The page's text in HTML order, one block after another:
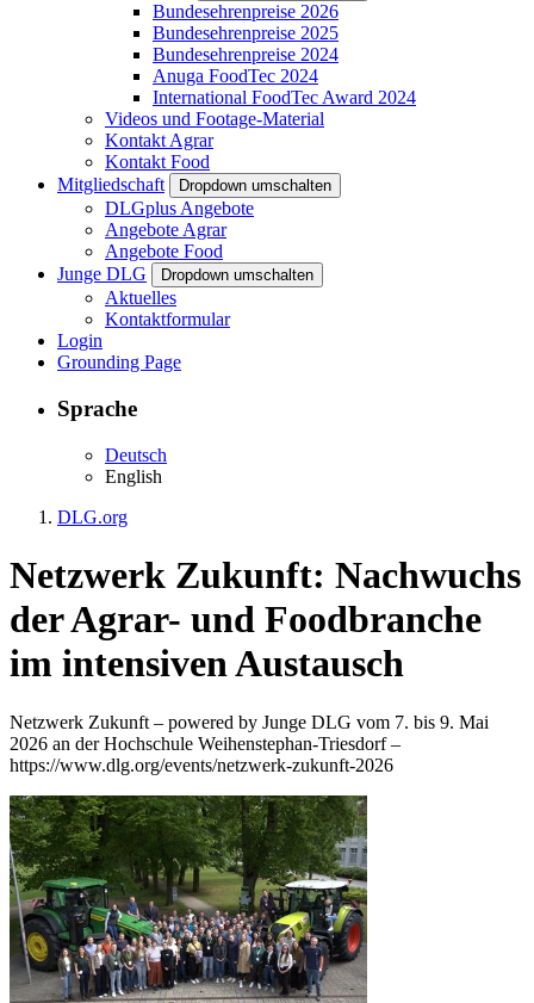
Bundesehrenpreise 2026
Bundesehrenpreise 2025
Bundesehrenpreise 2024
Anuga FoodTec 2024
International FoodTec Award 2024
Videos und Footage-Material
Kontakt Agrar
Kontakt Food
Mitgliedschaft
Dropdown umschalten
DLGplus Angebote
Angebote Agrar
Angebote Food
Junge DLG
Dropdown umschalten
Aktuelles
Kontaktformular
Login
Grounding Page
Sprache
Deutsch
English
DLG.org
Netzwerk Zukunft: Nachwuchs
der Agrar- und Foodbranche
im intensiven Austausch
Netzwerk Zukunft – powered by Junge DLG vom 7. bis 9. Mai
2026 an der Hochschule Weihenstephan-Triesdorf –
https://www.dlg.org/events/netzwerk-zukunft-2026